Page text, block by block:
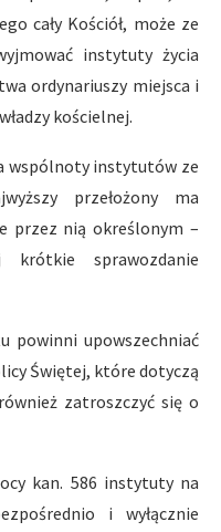
cały Kościół, może ze
instytuty życia
ordynariuszy miejsca i
kościelnej.
wspólnoty instytutów ze
przełożony ma
przez nią określonym –
krótkie sprawozdanie
powinni upowszechniać
Świętej, które dotyczą
zatroszczyć się o
kan. 586 instytuty na
i wyłącznie